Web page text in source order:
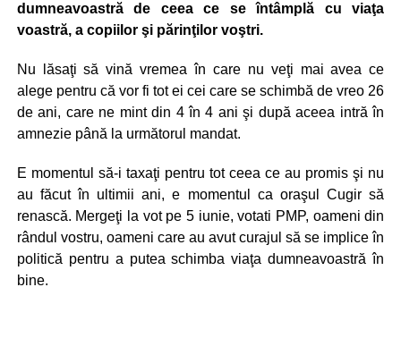
dumneavoastră de ceea ce se întâmplă cu viaţa
voastră, a copiilor şi părinţilor voştri.
Nu lăsaţi să vină vremea în care nu veţi mai avea ce
alege pentru că vor fi tot ei cei care se schimbă de vreo 26
de ani, care ne mint din 4 în 4 ani şi după aceea intră în
amnezie până la următorul mandat.
E momentul să-i taxaţi pentru tot ceea ce au promis şi nu
au făcut în ultimii ani, e momentul ca oraşul Cugir să
renască. Mergeţi la vot pe 5 iunie, votati PMP, oameni din
rândul vostru, oameni care au avut curajul să se implice în
politică pentru a putea schimba viaţa dumneavoastră în
bine.